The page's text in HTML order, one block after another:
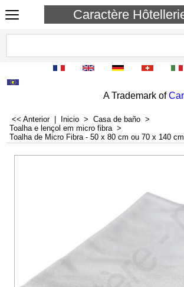
Caractère
A Trademark of
<< Anterior Inicio > Casa de baño >
Toalha e lençol em micro fibra>
Toalha de Micro Fibra - 50 x 80 cm ou 70 x 140